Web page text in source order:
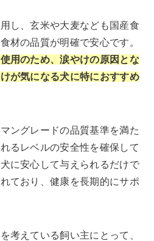
し、玄米や大麦なども国産食
材の品質が明確で安心です。
用のため、涙やけの原因とな
が気になる犬に特におすすめ
ングレードの品質基準を満た
るレベルの安全性を確保して
に安心して与えられるだけで
ており、健康を長期的にサポ
考えている飼い主にとって、